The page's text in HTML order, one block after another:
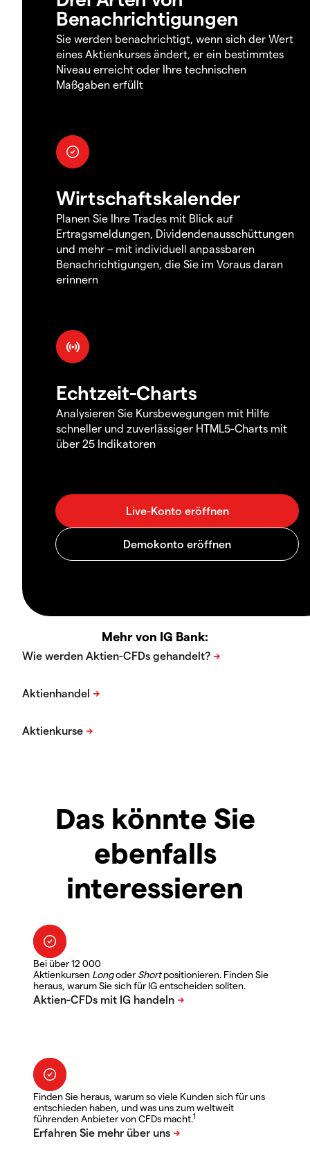
Benachrichtigungen
Sie werden benachrichtigt, wenn sich der Wert
eines Aktienkurses ändert, er ein bestimmtes
Niveau erreicht oder Ihre technischen
Maßgaben erfüllt
Wirtschaftskalender
Planen Sie Ihre Trades mit Blick auf
Ertragsmeldungen, Dividendenausschüttungen
und mehr – mit individuell anpassbaren
Benachrichtigungen, die Sie im Voraus daran
erinnern
Echtzeit-Charts
Analysieren Sie Kursbewegungen mit Hilfe
schneller und zuverlässiger HTML5-Charts mit
über 25 Indikatoren
Mehr von IG Bank:
Das könnte Sie
ebenfalls
interessieren
Bei über 12 000
Aktienkursen LongoderShortpositionieren. Finden Sie
heraus, warum Sie sich für IG entscheiden sollten.
Finden Sie heraus, warum so viele Kunden sich für uns
entschieden haben, und was uns zum weltweit
führenden Anbieter von CFDs macht.1